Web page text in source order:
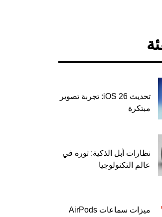
تحديث iOS 26: تجربة تصوير
مبتكرة
نظارات أبل الذكية: ثورة في
عالم التكنولوجيا
ميزات سماعات AirPods